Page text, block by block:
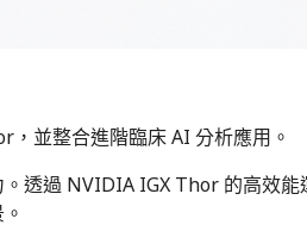
並整合進階臨床 AI 分析應用。
透過 NVIDIA IGX Thor 的高效